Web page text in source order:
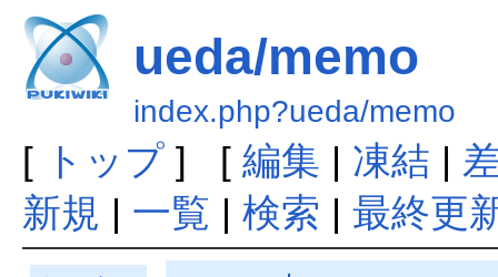
ueda/memo
index.php?ueda/memo
[ トップ] [ 編集 | 凍結 |
新規 | 一覧 | 検索 | 最終更